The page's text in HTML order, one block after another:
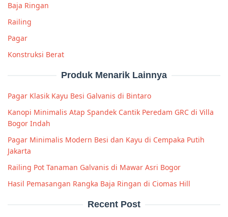
Baja Ringan
Railing
Pagar
Konstruksi Berat
Produk Menarik Lainnya
Pagar Klasik Kayu Besi Galvanis di Bintaro
Kanopi Minimalis Atap Spandek Cantik Peredam GRC di Villa
Bogor Indah
Pagar Minimalis Modern Besi dan Kayu di Cempaka Putih
Jakarta
Railing Pot Tanaman Galvanis di Mawar Asri Bogor
Hasil Pemasangan Rangka Baja Ringan di Ciomas Hill
Recent Post